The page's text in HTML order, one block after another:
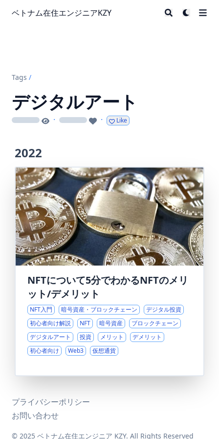
ベトナム在住エンジニアKZY
Tags /
デジタルアート
loading · loading · Like
2022
NFTについて5分でわかるNFTのメリ
ット/デメリット
NFT入門 暗号資産・ブロックチェーン
デジタル投資
初心者向け解説
NFT 暗号資産
ブロックチェーン
デジタルアート
投資 メリット
デメリット
初心者向け
Web3 仮想通貨
プライバシーポリシー
お問い合わせ
© 2025 ベトナム在住エンジニア KZY. All Rights Reserved